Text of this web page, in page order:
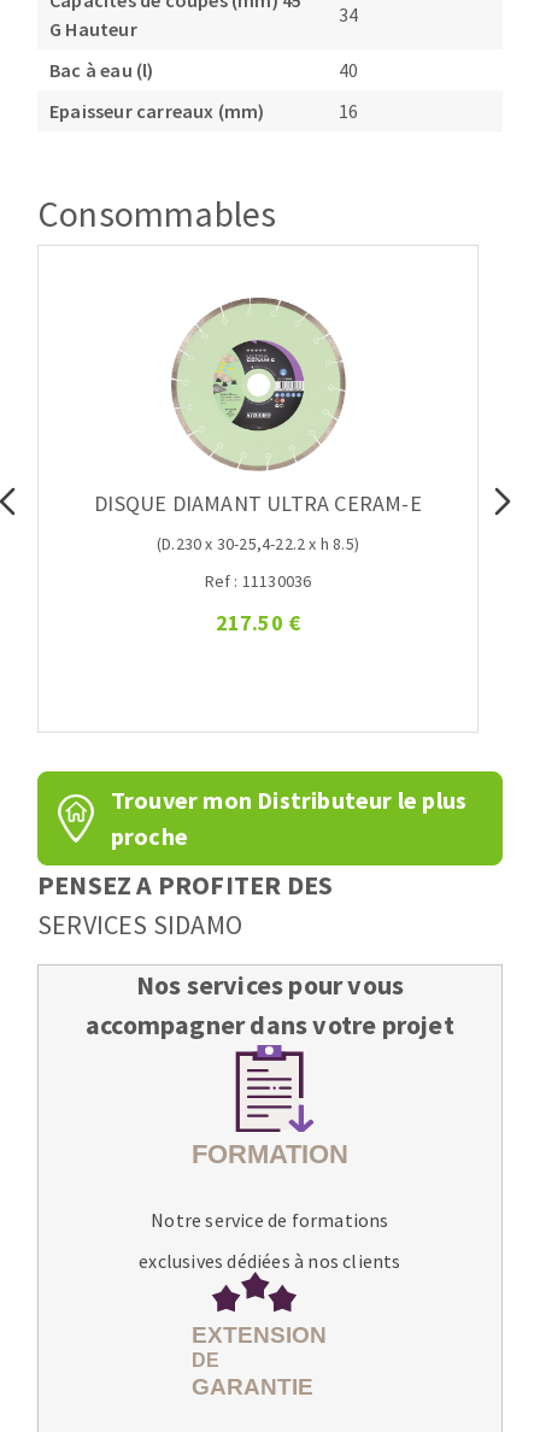
G Hauteur
34
Bac à eau (l)
40
Epaisseur carreaux (mm)
16
Consommables
DISQUE DIAMANT ULTRA CERAM-E
(D.230 x 30-25,4-22.2 x h 8.5)
Ref : 11130036
217.50 €
Trouver mon Distributeur le plus
proche
PENSEZ A PROFITER DES
SERVICES SIDAMO
Nos services pour vous
accompagner dans votre projet
Notre service de formations
exclusives dédiées à nos clients